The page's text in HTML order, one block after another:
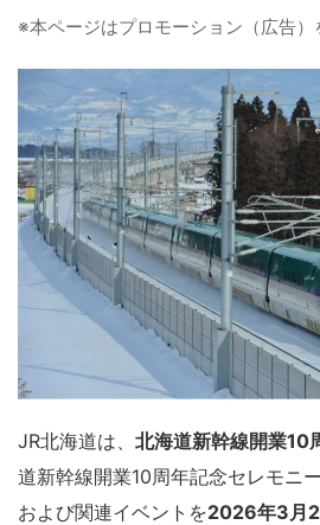
※本ページはプロモーション（広告）
JR北海道は、 北海道新幹線開業10
道新幹線開業10周年記念セレモニ
および関連イベントを2026年3月